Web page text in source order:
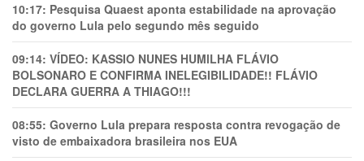
10:17: Pesquisa Quaest aponta estabilidade na aprovação
do governo Lula pelo segundo mês seguido
09:14: VÍDEO: KASSIO NUNES HUMlLHA FLÁVIO
BOLSONARO E CONFIRMA INELEGIBILIDADE!! FLÁVIO
DECLARA GUERRA A THIAGO!!!
08:55: Governo Lula prepara resposta contra revogação de
visto de embaixadora brasileira nos EUA